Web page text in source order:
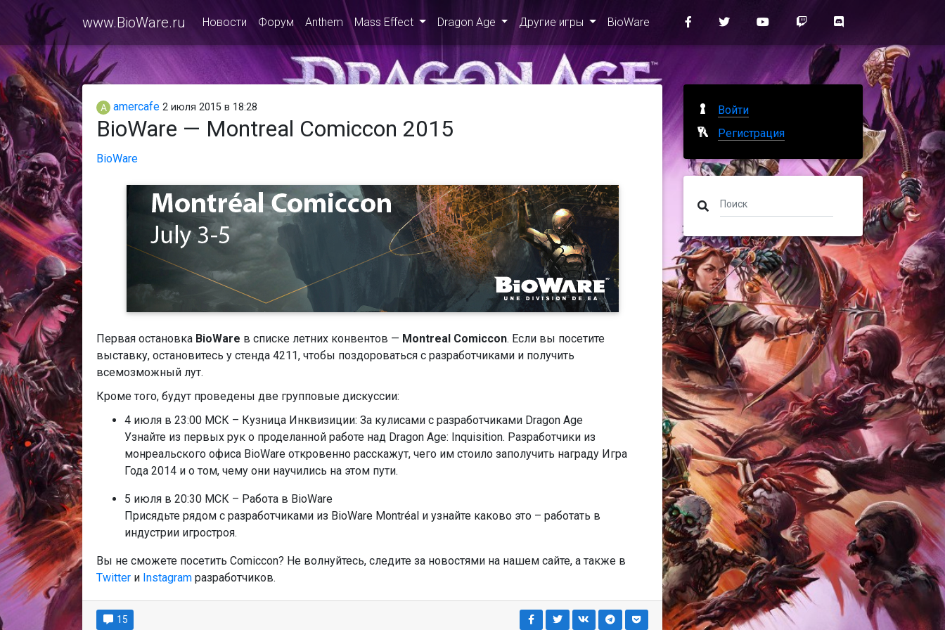
www.BioWare.ru Новости Форум Anthem Mass Effect Dragon Age Другие игры BioWare
amercafe 2 июля 2015 в 18:28
BioWare — Montreal Comiccon 2015
BioWare
Первая остановка BioWare в списке летних конвентов — Montreal Comiccon. Если вы посетите
выставку, остановитесь у стенда 4211, чтобы поздороваться с разработчиками и получить
всемозможный лут.
Кроме того, будут проведены две групповые дискуссии:
4 июля в 23:00 МСК – Кузница Инквизиции: За кулисами с разработчиками Dragon Age
Узнайте из первых рук о проделанной работе над Dragon Age: Inquisition. Разработчики из
монреальского офиса BioWare откровенно расскажут, чего им стоило заполучить награду Игра
Года 2014 и о том, чему они научились на этом пути.
5 июля в 20:30 МСК – Работа в BioWare
Присядьте рядом с разработчиками из BioWare Montréal и узнайте каково это – работать в
индустрии игростроя.
Вы не сможете посетить Comiccon? Не волнуйтесь, следите за новостями на нашем сайте, а также в
Twitter и Instagram разработчиков.
15
Войти
Регистрация